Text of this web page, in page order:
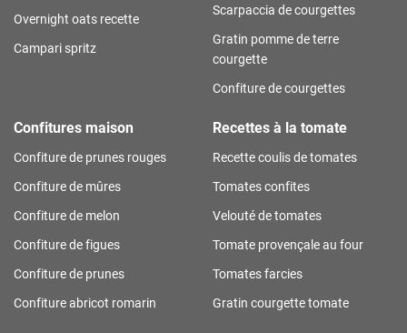
Overnight oats recette
Campari spritz
Scarpaccia de courgettes
Gratin pomme de terre
courgette
Confiture de courgettes
Confitures maison
Confiture de prunes rouges
Confiture de mûres
Confiture de melon
Confiture de figues
Confiture de prunes
Confiture abricot romarin
Recettes à la tomate
Recette coulis de tomates
Tomates confites
Velouté de tomates
Tomate provençale au four
Tomates farcies
Gratin courgette tomate